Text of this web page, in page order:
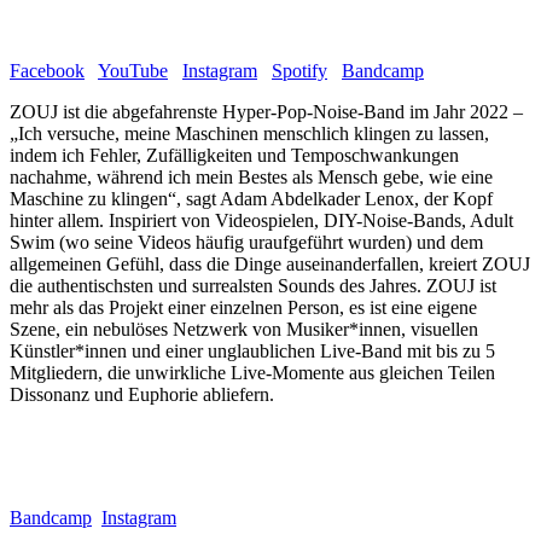
Facebook YouTube Instagram Spotify
Bandcamp
ZOUJ ist die abgefahrenste Hyper-Pop-Noise-Band im Jahr 2022 –
„Ich versuche, meine Maschinen menschlich klingen zu lassen,
indem ich Fehler, Zufälligkeiten und Temposchwankungen
nachahme, während ich mein Bestes als Mensch gebe, wie eine
Maschine zu klingen“, sagt Adam Abdelkader Lenox, der Kopf
hinter allem. Inspiriert von Videospielen, DIY-Noise-Bands, Adult
Swim (wo seine Videos häufig uraufgeführt wurden) und dem
allgemeinen Gefühl, dass die Dinge auseinanderfallen, kreiert ZOUJ
die authentischsten und surrealsten Sounds des Jahres. ZOUJ ist
mehr als das Projekt einer einzelnen Person, es ist eine eigene
Szene, ein nebulöses Netzwerk von Musiker*innen, visuellen
Künstler*innen und einer unglaublichen Live-Band mit bis zu 5
Mitgliedern, die unwirkliche Live-Momente aus gleichen Teilen
Dissonanz und Euphorie abliefern.
Bandcamp Instagram